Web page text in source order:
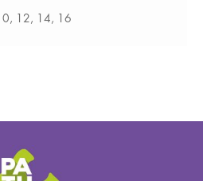
10, 12, 14, 16